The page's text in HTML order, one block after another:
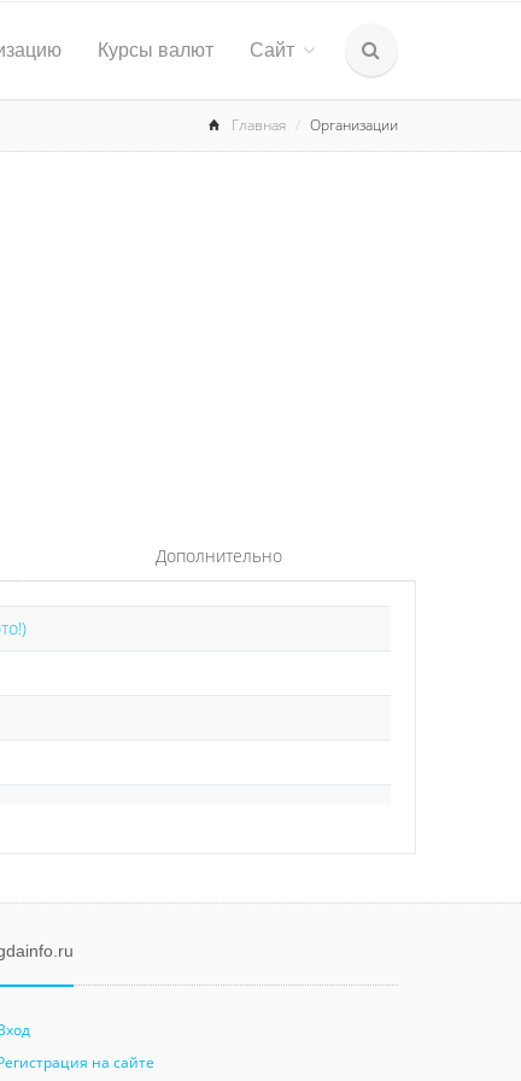
Курсы валют Сайт
Главная Организации
Дополнительно
на сайте